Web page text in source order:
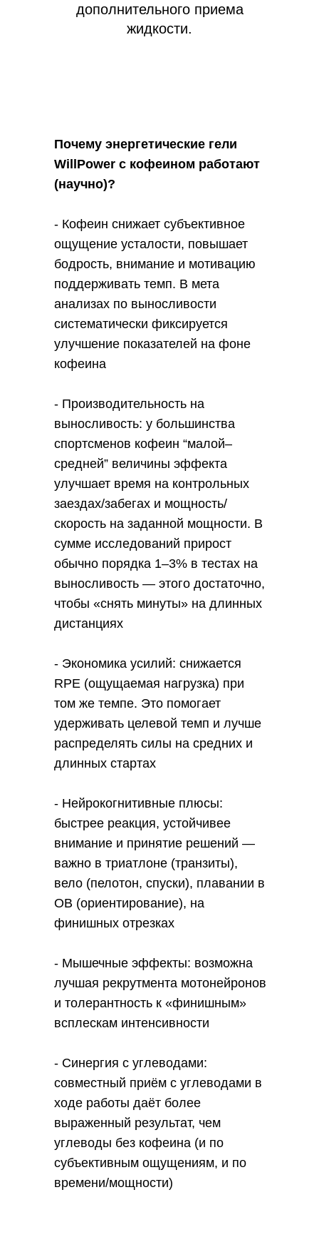
дополнительного приема
жидкости.
Почему энергетические гели
WillPower с кофеином работают
(научно)?
- Кофеин снижает субъективное
ощущение усталости, повышает
бодрость, внимание и мотивацию
поддерживать темп. В мета
анализах по выносливости
систематически фиксируется
улучшение показателей на фоне
кофеина
- Производительность на
выносливость: у большинства
спортсменов кофеин “малой–
средней” величины эффекта
улучшает время на контрольных
заездах/забегах и мощность/
скорость на заданной мощности. В
сумме исследований прирост
обычно порядка 1–3% в тестах на
выносливость — этого достаточно,
чтобы «снять минуты» на длинных
дистанциях
- Экономика усилий: снижается
RPE (ощущаемая нагрузка) при
том же темпе. Это помогает
удерживать целевой темп и лучше
распределять силы на средних и
длинных стартах
- Нейрокогнитивные плюсы:
быстрее реакция, устойчивее
внимание и принятие решений —
важно в триатлоне (транзиты),
вело (пелотон, спуски), плавании в
ОВ (ориентирование), на
финишных отрезках
- Мышечные эффекты: возможна
лучшая рекрутмента мотонейронов
и толерантность к «финишным»
всплескам интенсивности
- Синергия с углеводами:
совместный приём с углеводами в
ходе работы даёт более
выраженный результат, чем
углеводы без кофеина (и по
субъективным ощущениям, и по
времени/мощности)